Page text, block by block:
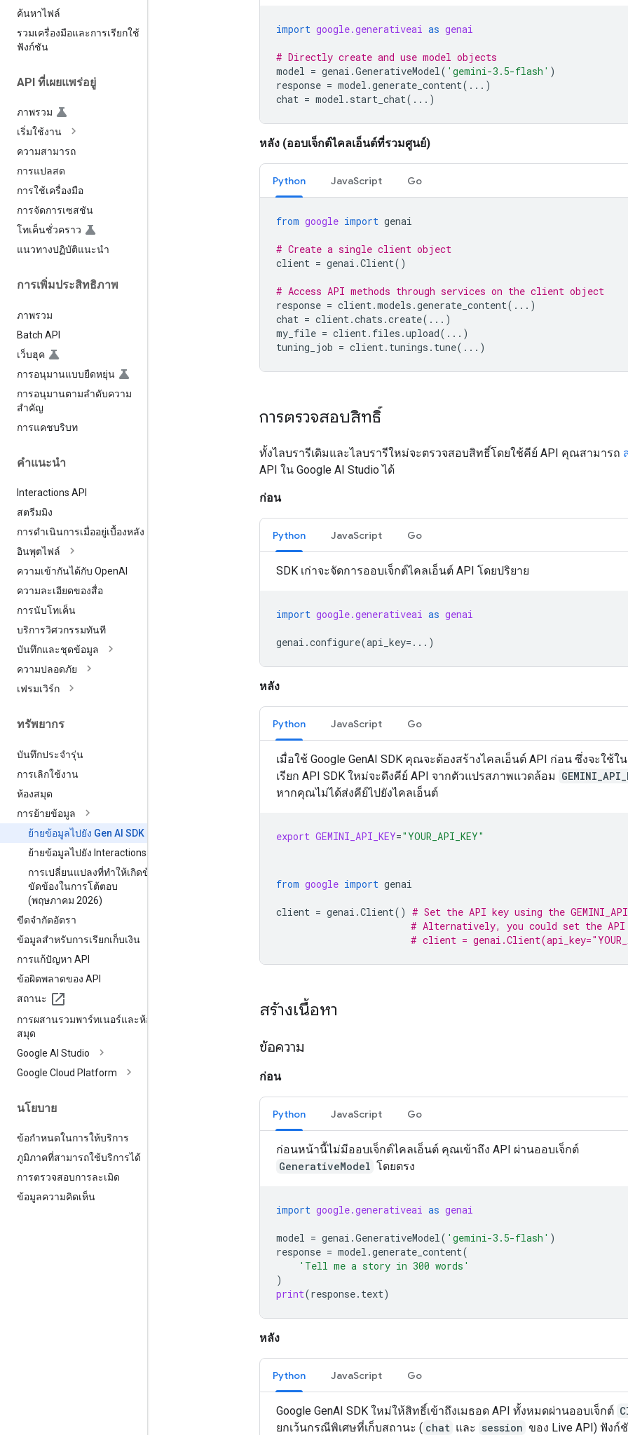
ค้นหาไฟล์
รวมเครื่องมือและการเรียกใช้
ฟังก์ชัน
API ที่เผยแพร่อยู่
ภาพรวม
เริ่มใช้งาน
ความสามารถ
การแปลสด
การใช้เครื่องมือ
การจัดการเซสชัน
โทเค็นชั่วคราว
แนวทางปฏิบัติแนะนำ
การเพิ่มประสิทธิภาพ
ภาพรวม
Batch API
เว็บฮุค
การอนุมานแบบยืดหยุ่น
การอนุมานตามลำดับความ
สำคัญ
การแคชบริบท
คำแนะนำ
Interactions API
สตรีมมิง
การดำเนินการเมื่ออยู่เบื้องหลัง
อินพุตไฟล์
ความเข้ากันได้กับ OpenAI
ความละเอียดของสื่อ
การนับโทเค็น
บริการวิศวกรรมทันที
บันทึกและชุดข้อมูล
ความปลอดภัย
เฟรมเวิร์ก
ทรัพยากร
บันทึกประจำรุ่น
การเลิกใช้งาน
ห้องสมุด
การย้ายข้อมูล
ย้ายข้อมูลไปยัง Gen AI SDK
ย้ายข้อมูลไปยัง Interactions API
การเปลี่ยนแปลงที่ทำให้เกิดข้อ
ขัดข้องในการโต้ตอบ
(พฤษภาคม 2026)
ขีดจำกัดอัตรา
ข้อมูลสำหรับการเรียกเก็บเงิน
การแก้ปัญหา API
ข้อผิดพลาดของ API
สถานะ
การผสานรวมพาร์ทเนอร์และห้อง
สมุด
Google AI Studio
Google Cloud Platform
นโยบาย
ข้อกำหนดในการให้บริการ
ภูมิภาคที่สามารถใช้บริการได้
การตรวจสอบการละเมิด
ข้อมูลความคิดเห็น
import google.generativeai as genai
# Directly create and use model objects
model = genai .GenerativeModel( 'gemini-3.5-flash' )
response = model .generate_content( ... )
chat = model . start_chat( ... )
หลัง (ออบเจ็กต์ไคลเอ็นต์ที่รวมศูนย์)
Python JavaScript Go
from google import genai
# Create a single client object
client = genai .Client()
# Access API methods through services on the client object
response = client.models .generate_content( ... )
chat = client.chats .create( ... )
my_file = client. files .upload( ... )
tuning_job = client. tunings . tune( ... )
การตรวจสอบสิทธิ์
ทั้งไลบรารีเดิมและไลบรารีใหม่จะตรวจสอบสิทธิ์โดยใช้คีย์ API คุณสามารถ
API ใน Google AI Studio ได้
ก่อน
Python JavaScript Go
SDK เก่าจะจัดการออบเจ็กต์ไคลเอ็นต์ API โดยปริยาย
import google.generativeai as genai
genai .configure(api_key=... )
หลัง
Python JavaScript Go
เมื่อใช้ Google GenAI SDK คุณจะต้องสร้างไคลเอ็นต์ API ก่อน ซึ่งจะใช้ใ
เรียก API SDK ใหม่จะดึงคีย์ API จากตัวแปรสภาพแวดล้อม
หากคุณไม่ได้ส่งคีย์ไปยังไคลเอ็นต์
export GEMINI_API_KEY="YOUR_API_KEY"
from google import genai
client = genai .Client() # Set the API key using the
# Alternatively, you could set the
# client =
สร้างเนื้อหา
ข้อความ
ก่อน
Python JavaScript Go
ก่อนหน้านี้ไม่มีออบเจ็กต์ไคลเอ็นต์ คุณเข้าถึง API ผ่านออบเจ็กต์
GenerativeModel โดยตรง
import google.generativeai as genai
model = genai .GenerativeModel( 'gemini-3.5-flash' )
response = model .generate_content(
'Tell me a story in 300 words'
)
print(response. text)
หลัง
Python JavaScript Go
Google GenAI SDK ใหม่ให้สิทธิ์เข้าถึงเมธอด API ทั้งหมดผ่านออบเจ็กต์
ยกเว้นกรณีพิเศษที่เก็บสถานะ ( chat และ session ของ Live API) ฟังก์